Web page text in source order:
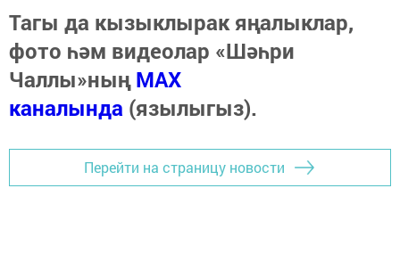
Тагы да кызыклырак яңалыклар,
фото һәм видеолар «Шәһри
Чаллы»ныңMAX
каналында (язылыгыз).
Перейти на страницу новости